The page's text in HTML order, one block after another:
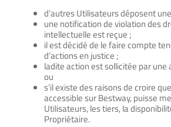
d’autres Utilisateurs déposent
une notification de violation des
intellectuelle est reçue ;
il est décidé de le faire compte
d’actions en justice ;
ladite action est sollicitée par une
ou
s’il existe des raisons de croire
accessible sur Bestway, puisse
Utilisateurs, les tiers, la
Propriétaire.